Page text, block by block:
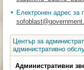
Електронен адрес за
Център за
административно
Административни